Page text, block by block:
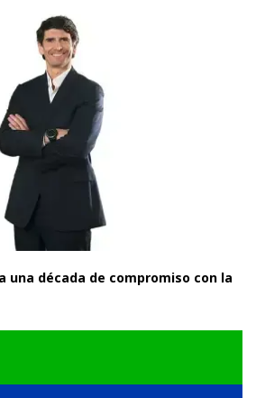
una década de compromiso con la